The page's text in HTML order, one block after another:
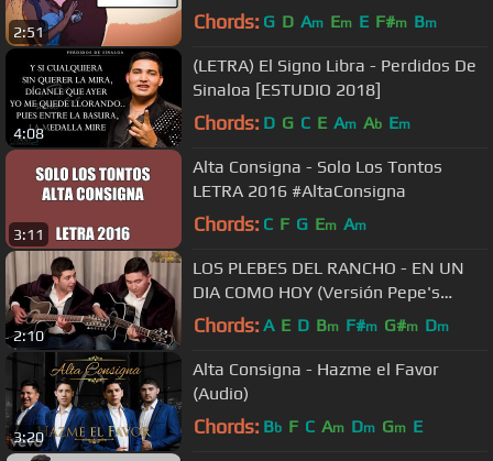
2:51 Chords: G D Am Em E F#m Bm
4:08
(LETRA) El Signo Libra - Perdidos De
Sinaloa [ESTUDIO 2018]
Chords: D G C E Am Ab Em
3:11
Alta Consigna - Solo Los Tontos
LETRA 2016 #AltaConsigna
Chords: C F G Em Am
2:10
LOS PLEBES DEL RANCHO - EN UN
DIA COMO HOY (Versión Pepe's
Office)
Chords: A E D Bm F#m G#m Dm
3:20
Alta Consigna - Hazme el Favor
(Audio)
Chords: Bb F C Am Dm Gm E